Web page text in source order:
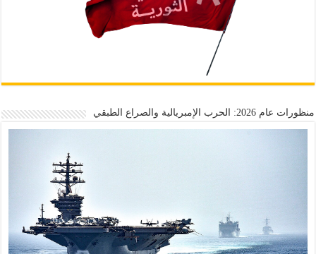
منظورات عام 2026: الحرب الإمبريالية والصراع الطبقي